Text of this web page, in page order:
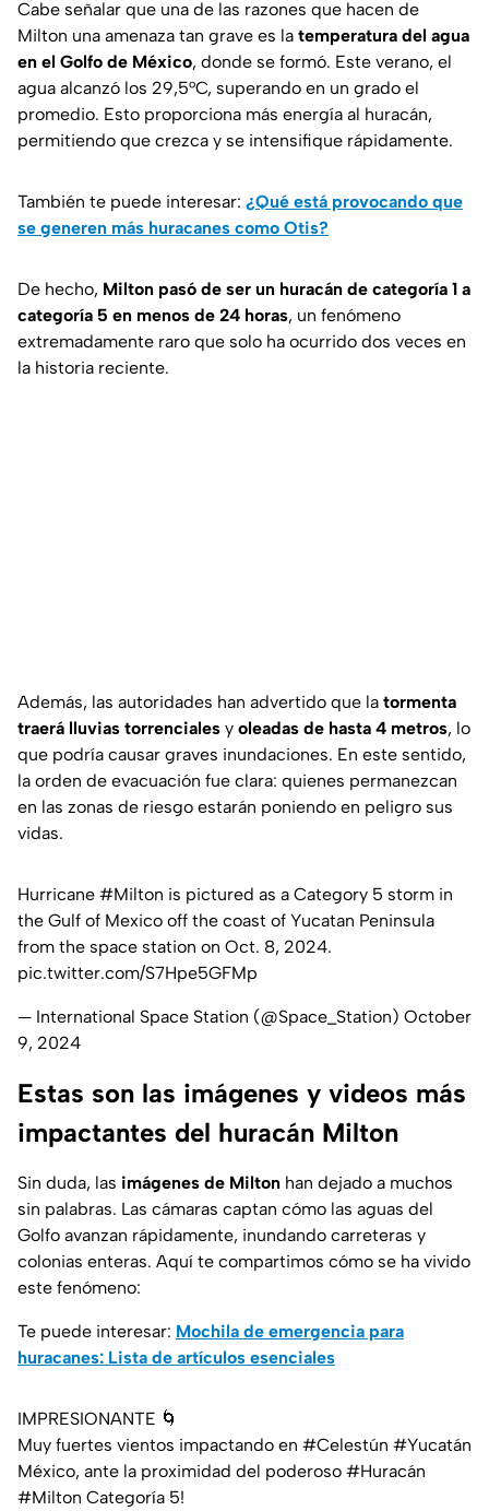
Cabe señalar que una de las razones que hacen de
Milton una amenaza tan grave es la temperatura del agua
en el Golfo de México, donde se formó. Este verano, el
agua alcanzó los 29,5°C, superando en un grado el
promedio. Esto proporciona más energía al huracán,
permitiendo que crezca y se intensifique rápidamente.
También te puede interesar: ¿Qué está provocando que
se generen más huracanes como Otis?
De hecho, Milton pasó de ser un huracán de categoría 1 a
categoría 5 en menos de 24 horas, un fenómeno
extremadamente raro que solo ha ocurrido dos veces en
la historia reciente.
Además, las autoridades han advertido que la tormenta
traerá lluvias torrenciales y oleadas de hasta 4 metros, lo
que podría causar graves inundaciones. En este sentido,
la orden de evacuación fue clara: quienes permanezcan
en las zonas de riesgo estarán poniendo en peligro sus
vidas.
Hurricane #Milton is pictured as a Category 5 storm in
the Gulf of Mexico off the coast of Yucatan Peninsula
from the space station on Oct. 8, 2024.
pic.twitter.com/S7Hpe5GFMp
— International Space Station (@Space_Station) October
9, 2024
Estas son las imágenes y videos más
impactantes del huracán Milton
Sin duda, las imágenes de Milton han dejado a muchos
sin palabras. Las cámaras captan cómo las aguas del
Golfo avanzan rápidamente, inundando carreteras y
colonias enteras. Aquí te compartimos cómo se ha vivido
este fenómeno:
Te puede interesar: Mochila de emergencia para
huracanes: Lista de artículos esenciales
IMPRESIONANTE 🌀
Muy fuertes vientos impactando en #Celestún #Yucatán
México, ante la proximidad del poderoso #Huracán
#Milton Categoría 5!